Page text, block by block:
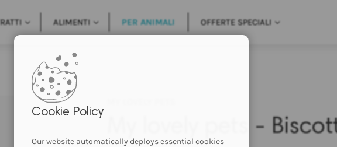
ALIMENTI PER ANIMALI OFFERTE SPECIALI
My lovely pets -
Cookie Policy
Our website automatically deploys essential cookies